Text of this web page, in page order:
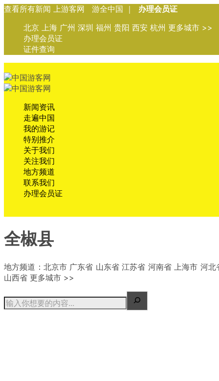
查看所有新闻 上游客网 游全中国 ｜
办理会员证
北京 上海 广州 深圳 福州 贵阳 西安 杭州 更多城市 >>
办理会员证
证件查询
新闻资讯
走遍中国
我的游记
特别推介
关于我们
关注我们
地方频道
联系我们
办理会员证
全椒县
地方频道：北京市 广东省 山东省 江苏省 河南省 上海市 河
山西省 更多城市 >>